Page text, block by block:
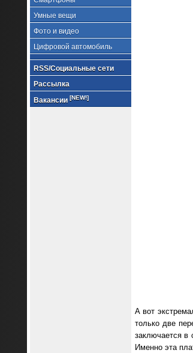
Умные вещи
Фото и видео
Цифровой автомобиль
RSS/Социальные сети
Рассылка
Вакансии [NEW!]
А вот
только две
заключается в
Именно эта